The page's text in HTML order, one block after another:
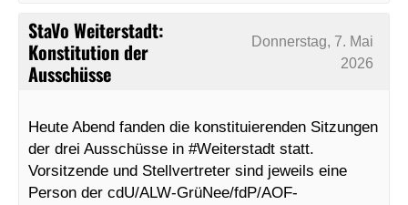
StaVo Weiterstadt:
Konstitution der
Ausschüsse
Donnerstag, 7. Mai
2026
Heute Abend fanden die konstituierenden Sitzungen
der drei Ausschüsse in #Weiterstadt statt.
Vorsitzende und Stellvertreter sind jeweils eine
Person der cdU/ALW-GrüNee/fdP/AOF-